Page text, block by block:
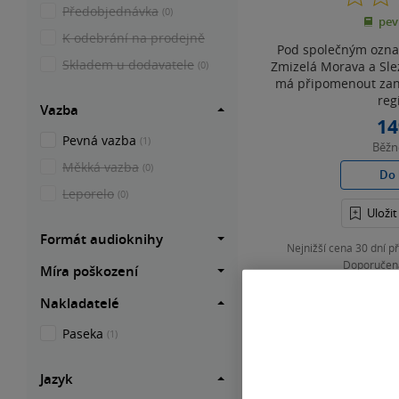
Pod společným
Zmizelá Morava a
má připomenout
Do
Nejnižší cena 30 dní
Předobjednávka (0)
K odebrání na prodejně
Skladem u dodavatele (0)
Vazba
Pevná vazba (1)
Měkká vazba (0)
Leporelo (0)
Formát audioknihy
Míra poškození
Nakladatelé
Paseka (1)
Jazyk